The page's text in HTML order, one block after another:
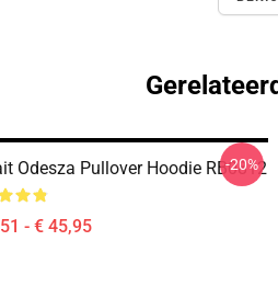
Odesza Pullover Hoodie RB0812
- € 45,95
-20%